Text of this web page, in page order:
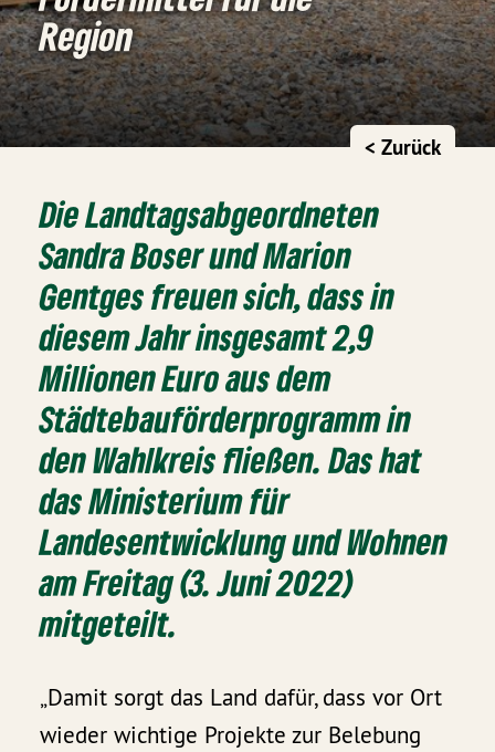
Region
< Zurück
Die Landtagsabgeordneten
Sandra Boser und Marion
Gentges freuen sich, dass in
diesem Jahr insgesamt 2,9
Millionen Euro aus dem
Städtebauförderprogramm in
den Wahlkreis fließen. Das hat
das Ministerium für
Landesentwicklung und Wohnen
am Freitag (3. Juni 2022)
mitgeteilt.
„Damit sorgt das Land dafür, dass vor Ort
wieder wichtige Projekte zur Belebung